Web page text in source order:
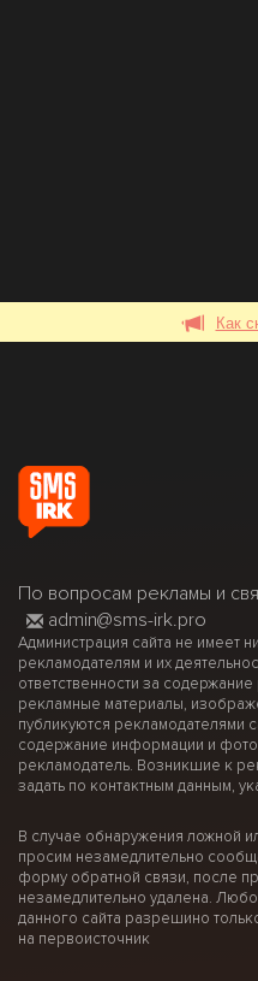
Как
По вопросам рекламы и
admin@sms-irk.pro
Администрация сайта не имеет
рекламодателям и их
ответственности за
рекламные материалы,
публикуются рекламодателями
содержание информации и
рекламодатель. Возникшие к
задать по контактным данным,
В случае обнаружения ложной
просим незамедлительно
форму обратной связи, после
незамедлительно удалена.
данного сайта разрешино
на первоисточник